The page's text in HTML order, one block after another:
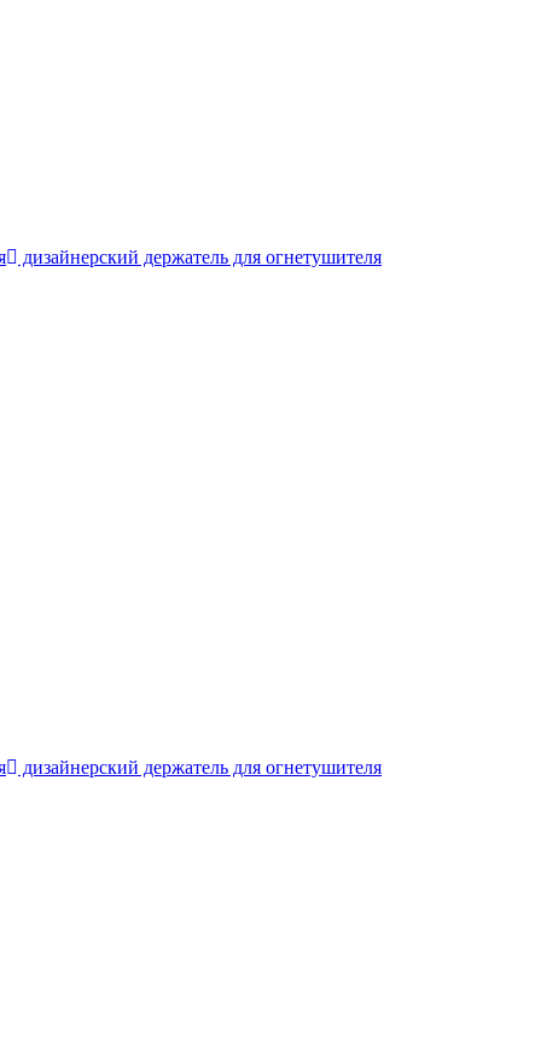
дизайнерский держатель для огнетушителя
дизайнерский держатель для огнетушителя